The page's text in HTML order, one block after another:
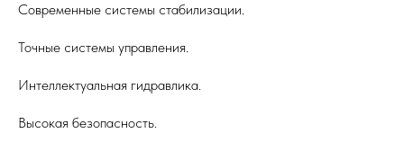
Современные системы стабилизации.
Точные системы управления.
Интеллектуальная гидравлика.
Высокая безопасность.